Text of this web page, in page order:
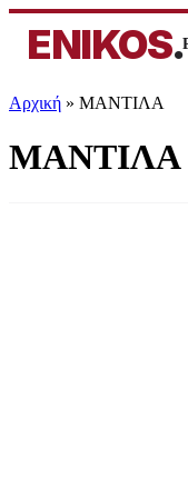
ENIKOS.
Αρχική » ΜΑΝΤΙΛΑ
ΜΑΝΤΙΛΑ